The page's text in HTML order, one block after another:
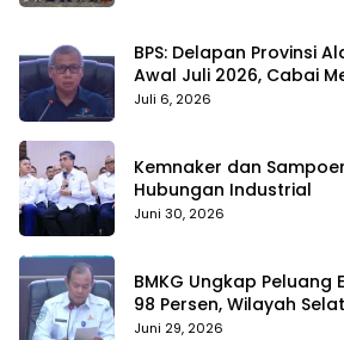
BPS: Delapan Provinsi
Awal Juli 2026, Cabai
Pemicu
Juli 6, 2026
Kemnaker dan
Hubungan Industrial
Juni 30, 2026
BMKG Ungkap Peluang
98 Persen, Wilayah
Terdampak
Juni 29, 2026